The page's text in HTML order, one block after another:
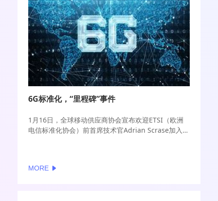
6G标准化，“里程碑”事件
1月16日，全球移动供应商协会宣布欢迎ETSI（欧洲
电信标准化协会）前首席技术官Adrian Scrase加入该
MORE